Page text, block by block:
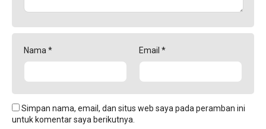
Nama * Email *
Simpan nama, email, dan situs web saya pada peramban ini
untuk komentar saya berikutnya.